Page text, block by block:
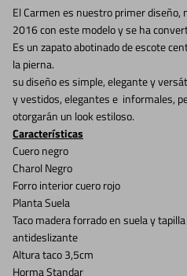
El Carmen es nuestro primer
2016 con este modelo y se ha
Es un zapato abotinado de escote
la pierna.
su diseño es simple, elegante y
y vestidos, elegantes e informales,
otorgarán un look estiloso.
Características
Cuero negro
Charol Negro
Forro interior cuero rojo
Planta Suela
Taco madera forrado en suela y
antideslizante
Altura taco 3,5cm
Horma Standar